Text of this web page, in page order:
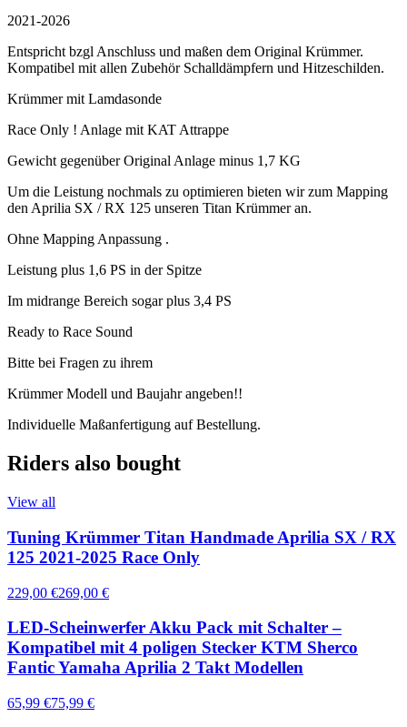
2021-2026
Entspricht bzgl Anschluss und maßen dem Original Krümmer.
Kompatibel mit allen Zubehör Schalldämpfern und Hitzeschilden.
Krümmer mit Lamdasonde
Race Only ! Anlage mit KAT Attrappe
Gewicht gegenüber Original Anlage minus 1,7 KG
Um die Leistung nochmals zu optimieren bieten wir zum Mapping
den Aprilia SX / RX 125 unseren Titan Krümmer an.
Ohne Mapping Anpassung .
Leistung plus 1,6 PS in der Spitze
Im midrange Bereich sogar plus 3,4 PS
Ready to Race Sound
Bitte bei Fragen zu ihrem
Krümmer Modell und Baujahr angeben!!
Individuelle Maßanfertigung auf Bestellung.
Riders also bought
View all
Tuning Krümmer Titan Handmade Aprilia SX / RX
125 2021-2025 Race Only
229,00 €269,00 €
LED-Scheinwerfer Akku Pack mit Schalter –
Kompatibel mit 4 poligen Stecker KTM Sherco
Fantic Yamaha Aprilia 2 Takt Modellen
65,99 €75,99 €